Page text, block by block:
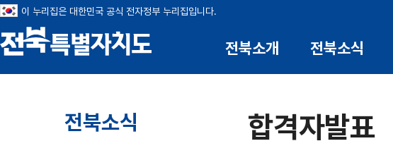
전북특별자치도
이 누리집은 대한민국 공식 전자정부 누리집입니다.
전북소개 전북소식
전북소식 합격자발표